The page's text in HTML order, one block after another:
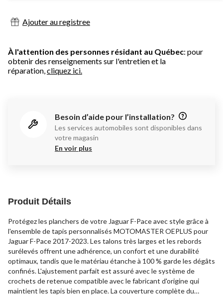
Ajouter au registree
À l'attention des personnes résidant au Québec: pour
obtenir des renseignements sur l'entretien et la
réparation,cliquez ici.
Besoin d’aide pour l’installation?
Les services automobiles sont disponibles dans
votre magasin
En voir plus
Produit Détails
Protégez les planchers de votre Jaguar F-Pace avec style grâce à
l'ensemble de tapis personnalisés MOTOMASTER OEPLUS pour
Jaguar F-Pace 2017-2023. Les talons très larges et les rebords
surélevés offrent une adhérence, un confort et une durabilité
optimaux, tandis que le matériau étanche à 100 % garde les dégâts
confinés. L'ajustement parfait est assuré avec le système de
crochets de retenue compatible avec le fabricant d'origine qui
maintient les tapis bien en place. La couverture complète du